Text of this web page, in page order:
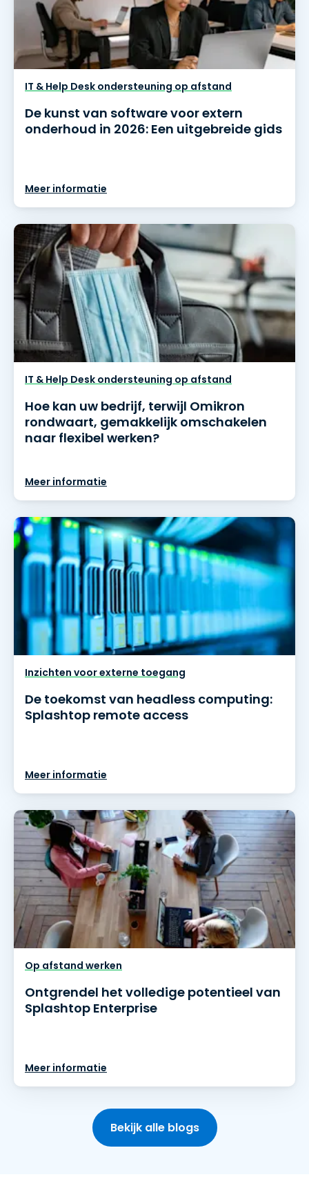
IT & Help Desk ondersteuning op afstand
De kunst van software voor extern
onderhoud in 2026: Een uitgebreide gids
Meer informatie
IT & Help Desk ondersteuning op afstand
Hoe kan uw bedrijf, terwijl Omikron
rondwaart, gemakkelijk omschakelen
naar flexibel werken?
Meer informatie
Inzichten voor externe toegang
De toekomst van headless computing:
Splashtop remote access
Meer informatie
Op afstand werken
Ontgrendel het volledige potentieel van
Splashtop Enterprise
Meer informatie
Bekijk alle blogs